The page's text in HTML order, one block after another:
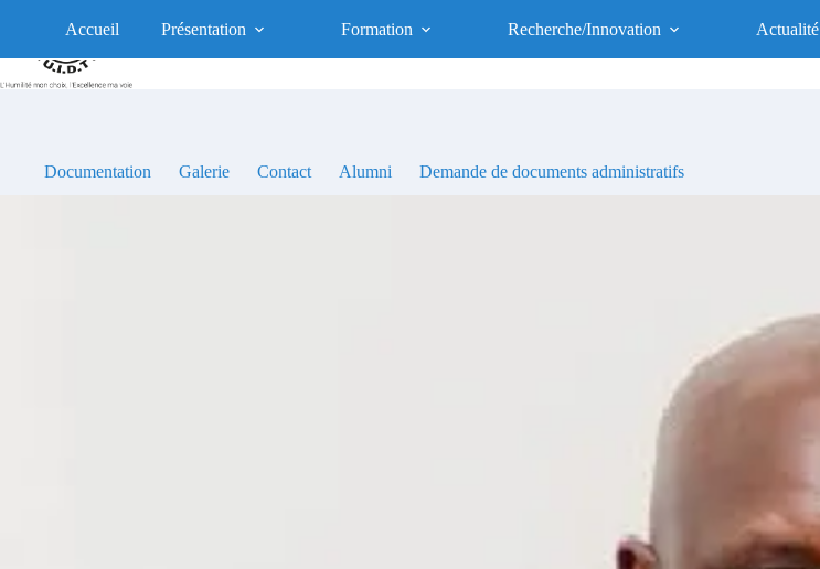
UFR des Sciences de la Santé
UFR d'Excellence, Socialement Responsable
Accueil Présentation Formation Recherche/Innovation Actualité
Documentation Galerie Contact Alumni Demande de documents administratifs